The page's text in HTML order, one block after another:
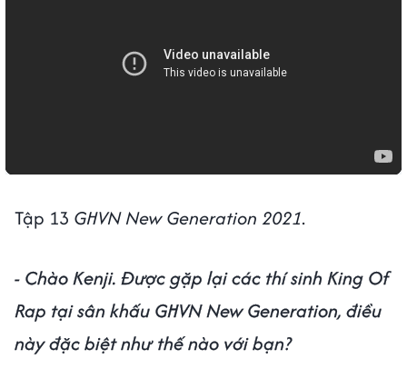
Tập 13 GHVN New Generation 2021.
- Chào Kenji. Được gặp lại các thí sinh King Of
Rap tại sân khấu GHVN New Generation, điều
này đặc biệt như thế nào với bạn?